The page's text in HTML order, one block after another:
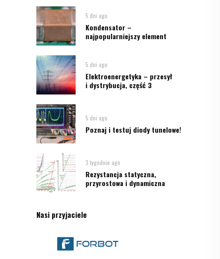
5 dni ago
Kondensator –
najpopularniejszy element
5 dni ago
Elektroenergetyka – przesył
i dystrybucja, część 3
5 dni ago
Poznaj i testuj diody tunelowe!
3 tygodnie ago
Rezystancja statyczna,
przyrostowa i dynamiczna
Nasi przyjaciele